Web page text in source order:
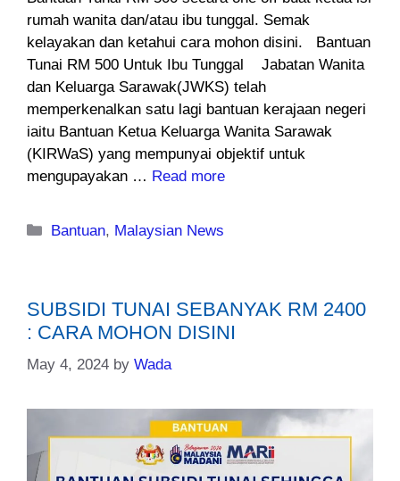
rumah wanita dan/atau ibu tunggal. Semak
kelayakan dan ketahui cara mohon disini. Bantuan
Tunai RM 500 Untuk Ibu Tunggal Jabatan Wanita
dan Keluarga Sarawak(JWKS) telah
memperkenalkan satu lagi bantuan kerajaan negeri
iaitu Bantuan Ketua Keluarga Wanita Sarawak
(KIRWaS) yang mempunyai objektif untuk
mengupayakan … Read more
Categories
Bantuan, Malaysian News
SUBSIDI TUNAI SEBANYAK RM 2400
: CARA MOHON DISINI
May 4, 2024 by Wada